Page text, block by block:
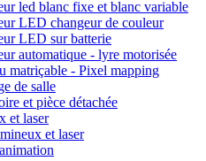
led blanc fixe et blanc variable
LED changeur de couleur
LED sur batterie
automatique - lyre motorisée
matriçable - Pixel mapping
de salle
et pièce détachée
et laser
et laser